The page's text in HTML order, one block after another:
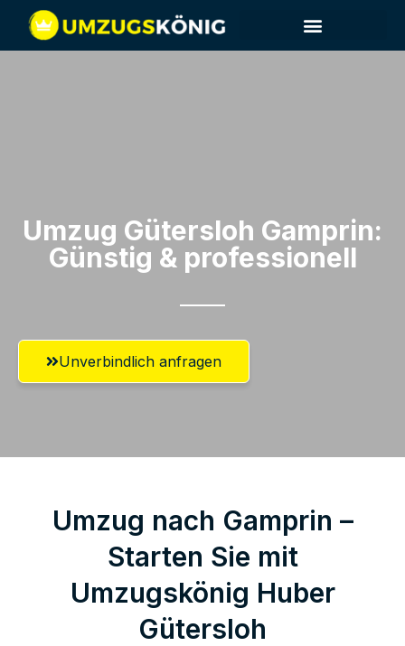
Umzug Gütersloh​ Gamprin:
Günstig & professionell​
Unverbindlich anfragen
Umzug nach Gamprin –
Starten Sie mit
Umzugskönig Huber
Gütersloh